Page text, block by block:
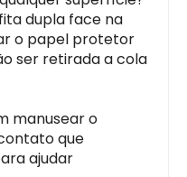
dupla face na
o papel protetor
ser retirada a cola
manusear o
que
ajudar